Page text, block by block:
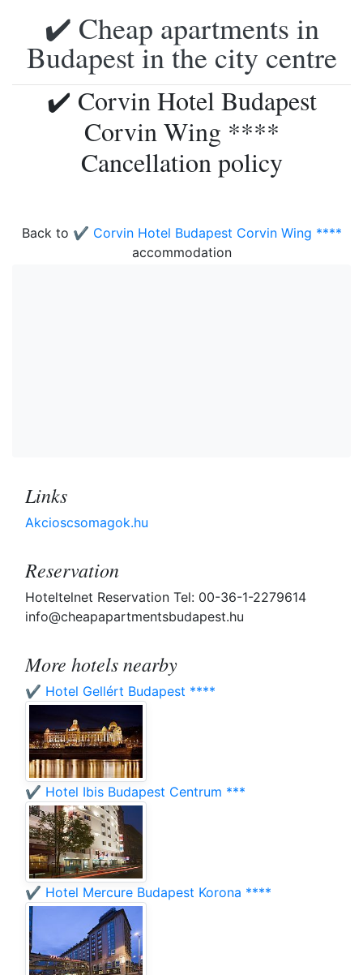
✔️ Cheap apartments in
Budapest in the city centre
✔️ Corvin Hotel Budapest
Corvin Wing ****
Cancellation policy
Back to ✔️ Corvin Hotel Budapest Corvin Wing ****
accommodation
Links
Akcioscsomagok.hu
Reservation
Hoteltelnet Reservation Tel: 00-36-1-2279614
info@cheapapartmentsbudapest.hu
More hotels nearby
✔️ Hotel Gellért Budapest ****
✔️ Hotel Ibis Budapest Centrum ***
✔️ Hotel Mercure Budapest Korona ****